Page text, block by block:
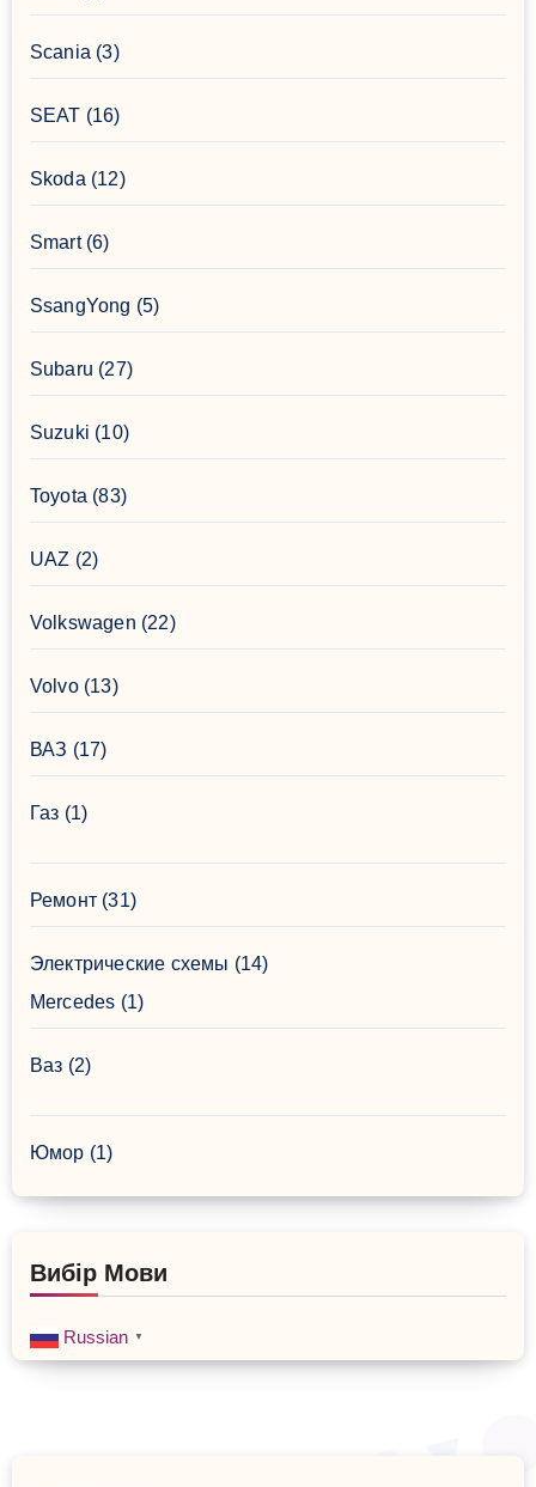
Scania (3)
SEAT (16)
Skoda (12)
Smart(6)
SsangYong (5)
Subaru (27)
Suzuki (10)
Toyota (83)
UAZ (2)
Volkswagen (22)
Volvo(13)
ВАЗ (17)
Газ (1)
Ремонт(31)
Электрические схемы (14)
Mercedes (1)
Ваз (2)
Юмор (1)
Вибір Мови
Russian ▼